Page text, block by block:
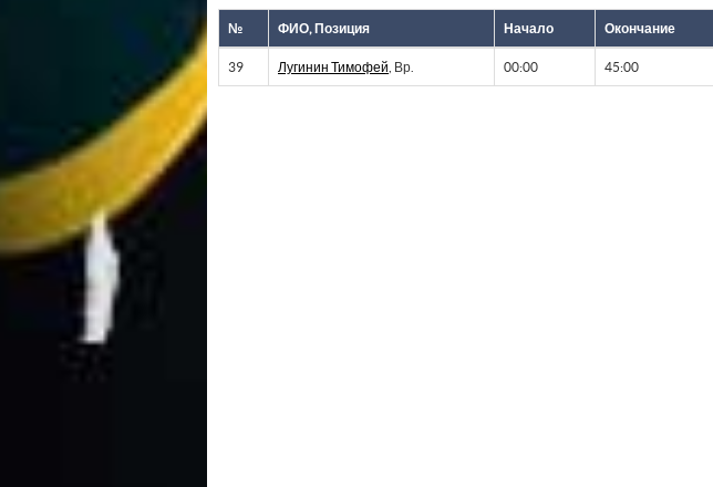
№ ФИО, Позиция Начало Окончание
39 Лугинин Тимофей , Вр. 00:00 45:00